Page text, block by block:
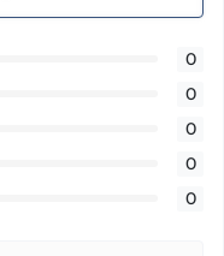
0
0
0
0
0